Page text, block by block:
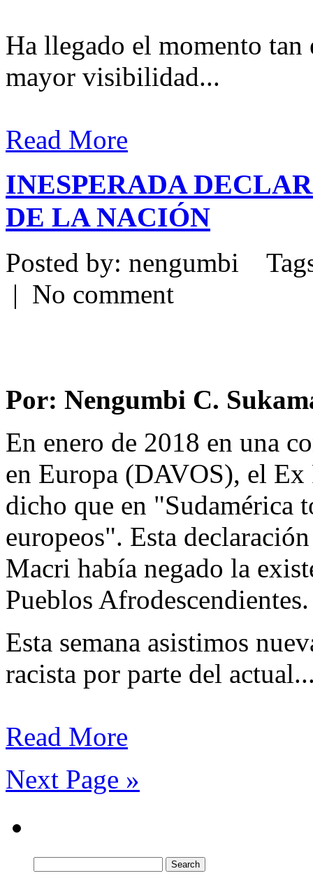
Ha llegado el momento tan
mayor visibilidad...
Read More
INESPERADA
DE LA NACIÓN
Posted by: nengumbi
| No comment
Por: Nengumbi C.
En enero de 2018 en una
en Europa (DAVOS), el
dicho que en "Sudamérica
europeos". Esta
Macri había negado la
Pueblos
Esta semana asistimos
racista por parte del
Read More
Next Page »
for: